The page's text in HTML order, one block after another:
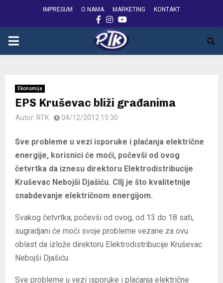
IMPRESUM O NAMA MARKETING KONTAKT
FACEBOOK
INSTAGRAM
YOUTUBE
PRIMARY
Ekonomija
EPS Kruševac bliži građanima
Autor: RTK 04/12/2012 15:30
Sve probleme u vezi isporuke i plaćanja električne
energije, korisnici će moći, počevši od ovog
četvrtka da iznesu direktoru Elektrodistribucije
Kruševac Nebojši Djašiću. CIlj je što kvalitetnije
snabdevanje električnom energijom.
Svakog četvrtka, počevši od ovog, od 13 do 18 sati,
sugradjani će moći svoje probleme vezane za ovu
oblast da izlože direktoru Elektrodistribucije Kruševac
Nebojši Djašiću.
Sve probleme u vezi isporuke i plaćanja električne